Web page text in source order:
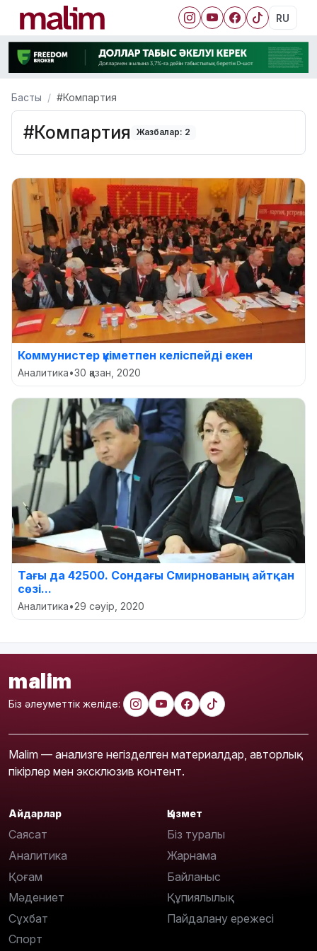
RU
Басты #Компартия
#Компартия Жазбалар: 2
Коммунистер үкіметпен келіспейді екен
Аналитика•30 қазан, 2020
Тағы да 42500. Сондағы Смирнованың айтқан
сөзі...
Аналитика•29 сәуір, 2020
malim
Біз әлеуметтік желіде:
Malim — анализге негізделген материалдар, авторлық
пікірлер мен эксклюзив контент.
Айдарлар
Саясат
Аналитика
Қоғам
Мәдениет
Сұхбат
Спорт
Қызмет
Біз туралы
Жарнама
Байланыс
Құпиялылық
Пайдалану ережесі